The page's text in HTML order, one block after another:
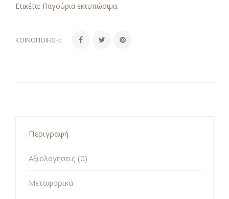
Ετικέτα: Παγούρια εκτυπώσιμα.
ΚΟΙΝΟΠΟΊΗΣΗ:
Περιγραφή
Αξιολογήσεις (0)
Μεταφορικά